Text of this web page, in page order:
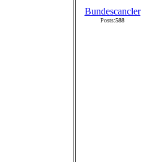
Bundescancler
Posts:588